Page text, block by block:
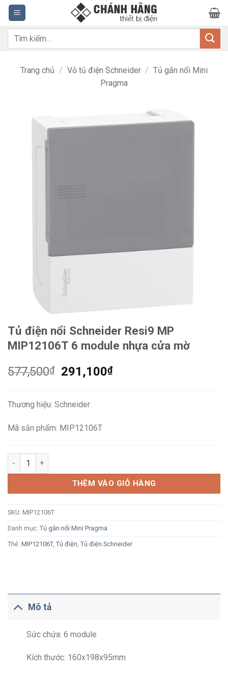
Bỏ
qua
nội
dung
Tìm
Trang chủ / Vỏ tủ điện Schneider / Tủ gắn nổi Mini
Pragma
Tủ điện nổi Schneider Resi9 MP
MIP12106T 6 module nhựa cửa mờ
577,500₫
Giá
577,500₫.
291,100₫Giá
Thương hiệu: Schneider
Mã sản phẩm: MIP12106T
Tủ điện nổi Schneider Resi9 MP MIP12106T 6 module nhựa
THÊM VÀO GIỎ HÀNG
SKU: MIP12106T
Danh mục: Tủ gắn nổi Mini Pragma
Thẻ: MIP12106T, Tủ điện Tủ điện Schneider
Mô tả
Sức chứa: 6 module
Kích thước: 160x198x95mm